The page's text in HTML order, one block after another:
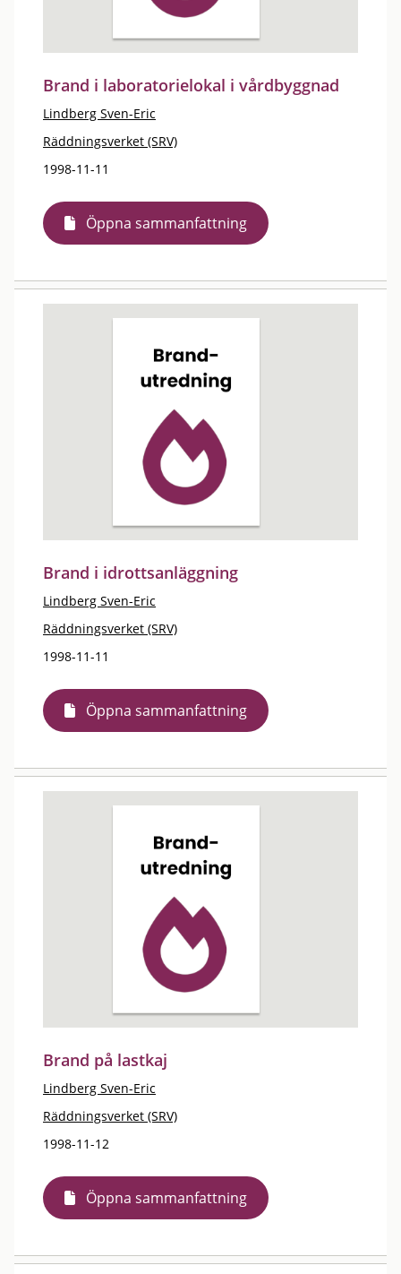
Brand i laboratorielokal i vårdbyggnad
Lindberg Sven-Eric
Räddningsverket (SRV)
1998-11-11
Öppna sammanfattning
Brand i idrottsanläggning
Lindberg Sven-Eric
Räddningsverket (SRV)
1998-11-11
Öppna sammanfattning
Brand på lastkaj
Lindberg Sven-Eric
Räddningsverket (SRV)
1998-11-12
Öppna sammanfattning